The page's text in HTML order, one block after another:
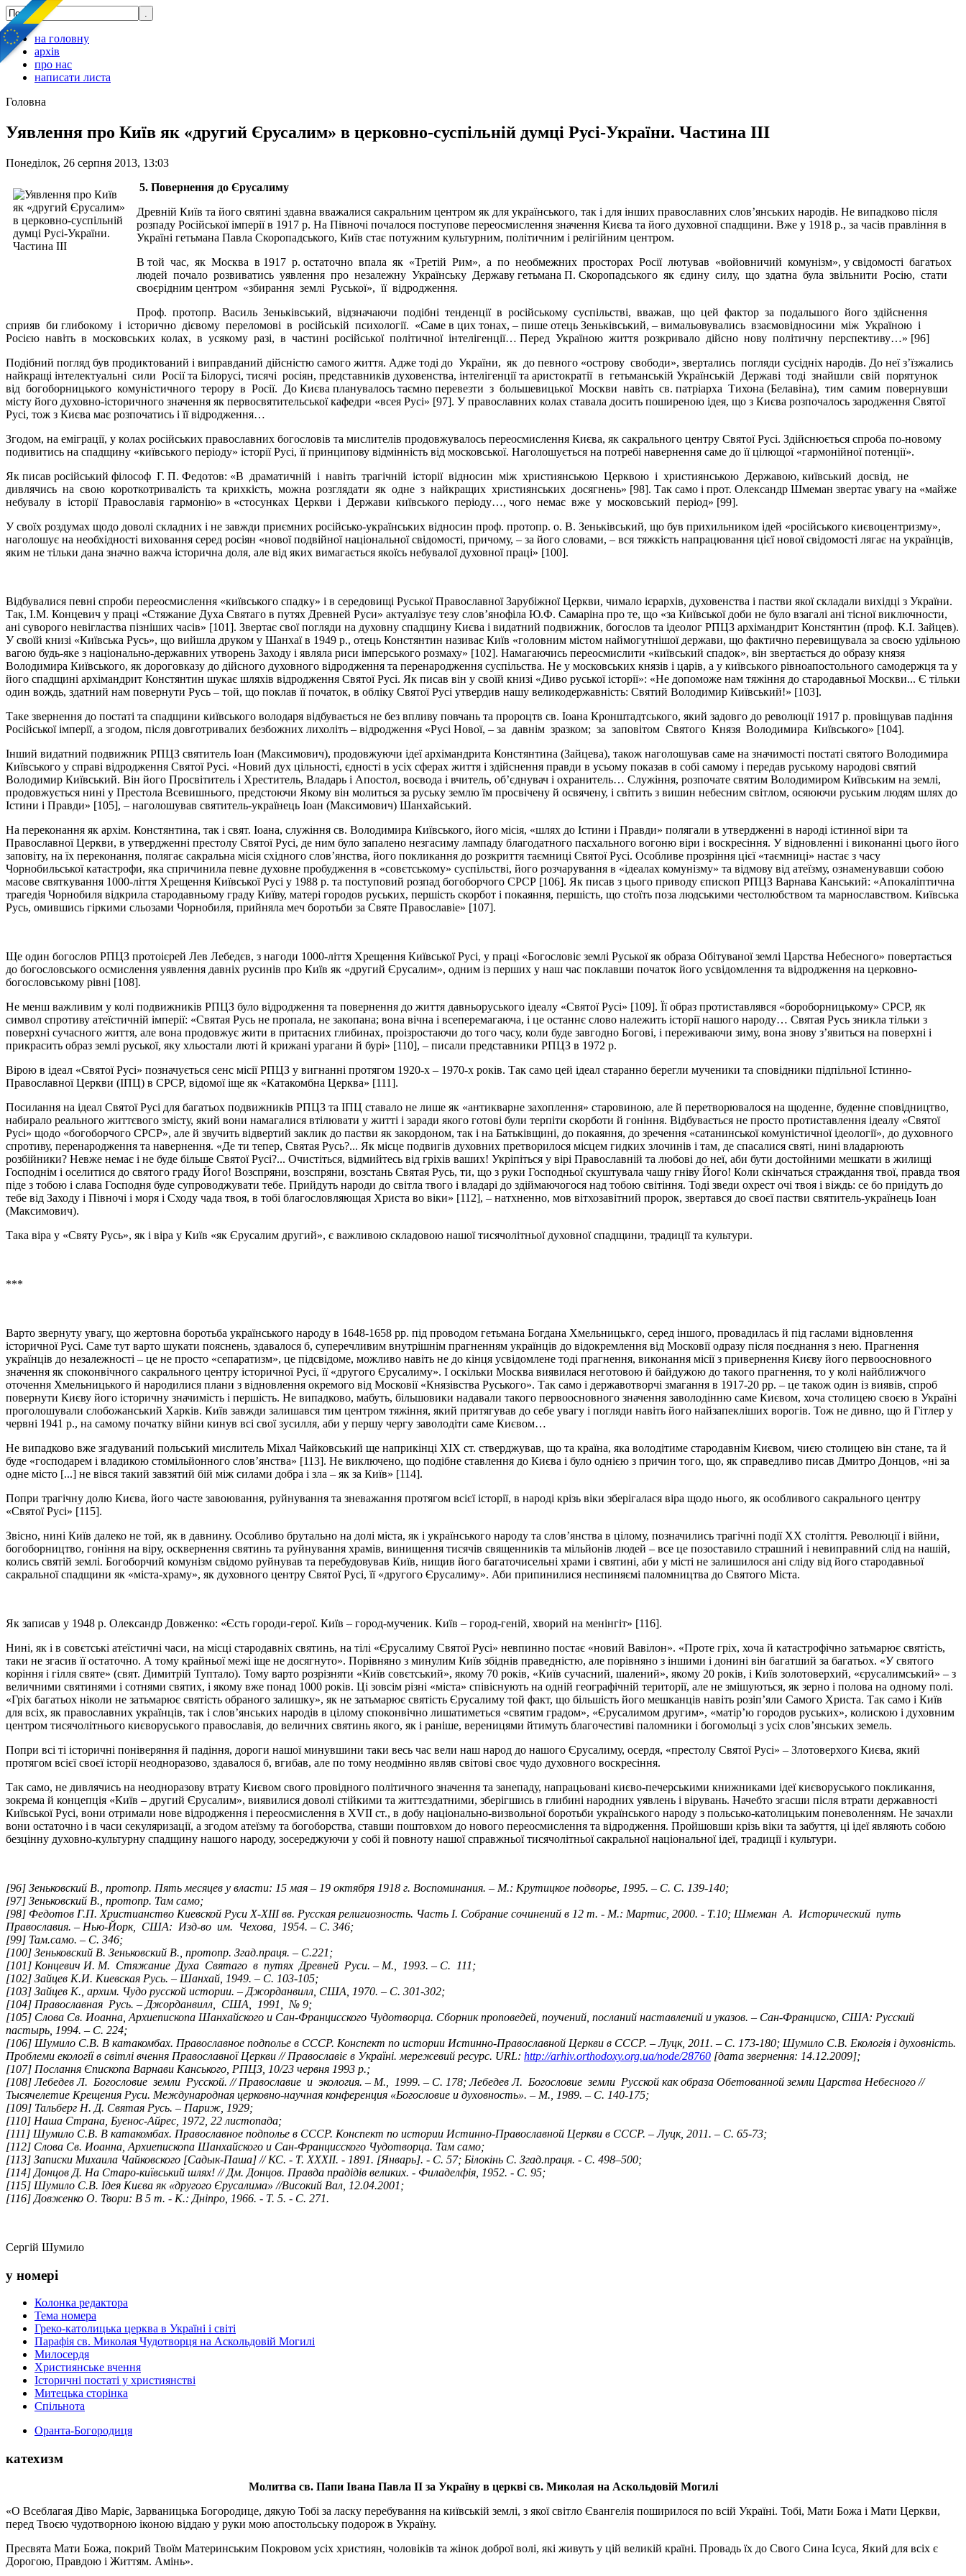
на головну
архів
про нас
написати листа
Головна
Уявлення про Київ як «другий Єрусалим» в церковно-суспільній думці Русі-України. Частина III
Понеділок, 26 серпня 2013, 13:03
5. Повернення до Єрусалиму
Древній Київ та його святині здавна вважалися сакральним центром як для українського, так і для інших православних слов’янських народів. Не випадково після
розпаду Російської імперії в 1917 р. На Півночі почалося поступове переосмислення значення Києва та його духовної спадщини. Вже у 1918 р., за часів правління в
Україні гетьмана Павла Скоропадського, Київ стає потужним культурним, політичним і релігійним центром.
В той час, як Москва в 1917 р. остаточно впала як «Третій Рим», а по необмежних просторах Росії лютував «войовничий комунізм», у свідомості багатьох
людей почало розвиватись уявлення про незалежну Українську Державу гетьмана П. Скоропадського як єдину силу, що здатна була звільнити Росію, стати
своєрідним центром «збирання землі Руської», її відродження.
Проф. протопр. Василь Зеньківський, відзначаючи подібні тенденції в російському суспільстві, вважав, що цей фактор за подальшого його здійснення
сприяв би глибокому і історично дієвому переломові в російській психології. «Саме в цих тонах, – пише отець Зеньківський, – вимальовувались взаємовідносини між Україною і
Росією навіть в московських колах, в усякому разі, в частині російської політичної інтелігенції… Перед Україною життя розкривало дійсно нову політичну перспективу…» [96]
Подібний погляд був продиктований і виправданий дійсністю самого життя. Адже тоді до України, як до певного «острову свободи», звертались погляди сусідніх народів. До неї з’їзжались
найкращі інтелектуальні сили Росії та Білорусі, тисячі росіян, представників духовенства, інтелігенції та аристократії в гетьманській Українській Державі тоді знайшли свій порятунок
від богоборницького комуністичного терору в Росії. До Києва планувалось таємно перевезти з большевицької Москви навіть св. патріарха Тихона (Белавіна), тим самим повернувши
місту його духовно-історичного значення як первосвятительської кафедри «всея Русі» [97]. У православних колах ставала досить поширеною ідея, що з Києва розпочалось зародження Святої
Русі, тож з Києва має розпочатись і її відродження…
Згодом, на еміграції, у колах російських православних богословів та мислителів продовжувалось переосмислення Києва, як сакрального центру Святої Русі. Здійснюється спроба по-новому
подивитись на спадщину «київського періоду» історії Русі, її принципову відмінність від московської. Наголошується на потребі навернення саме до її цілющої «гармонійної потенції».
Як писав російський філософ Г. П. Федотов: «В драматичній і навіть трагічній історії відносин між християнською Церквою і християнською Державою, київський досвід, не
дивлячись на свою короткотривалість та крихкість, можна розглядати як одне з найкращих християнських досягнень» [98]. Так само і прот. Олександр Шмеман звертає увагу на «майже
небувалу в історії Православія гармонію» в «стосунках Церкви і Держави київського періоду…, чого немає вже у московський період» [99].
У своїх роздумах щодо доволі складних і не завжди приємних російсько-українських відносин проф. протопр. о. В. Зеньківський, що був прихильником ідей «російського києвоцентризму»,
наголошує на необхідності виховання серед росіян «нової подвійної національної свідомості, причому, – за його словами, – вся тяжкість напрацювання цієї нової свідомості лягає на українців,
яким не тільки дана значно важча історична доля, але від яких вимагається якоїсь небувалої духовної праці» [100].
Відбувалися певні спроби переосмислення «київського спадку» і в середовищі Руської Православної Зарубіжної Церкви, чимало ієрархів, духовенства і пастви якої складали вихідці з України.
Так, І.М. Концевич у праці «Стяжание Духа Святаго в путях Древней Руси» актуалізує тезу слов’янофіла Ю.Ф. Самаріна про те, що «за Київської доби не було взагалі ані тісної виключности,
ані суворого невігластва пізніших часів» [101]. Звертає свої погляди на духовну спадщину Києва і видатний подвижник, богослов та ідеолог РПЦЗ архімандрит Констянтин (проф. К.І. Зайцев).
У своїй книзі «Київська Русь», що вийшла друком у Шанхаї в 1949 р., отець Констянтин називає Київ «головним містом наймогутнішої держави, що фактично перевищувала за своєю удільною
вагою будь-яке з національно-державних утворень Заходу і являла риси імперського розмаху» [102]. Намагаючись переосмислити «київський спадок», він звертається до образу князя
Володимира Київського, як дороговказу до дійсного духовного відродження та перенародження суспільства. Не у московських князів і царів, а у київського рівноапостольного самодержця та у
його спадщині архімандрит Констянтин шукає шляхів відродження Святої Русі. Як писав він у своїй книзі «Диво руської історії»: «Не допоможе нам тяжіння до стародавньої Москви... Є тільки
один вождь, здатний нам повернути Русь – той, що поклав її початок, в обліку Святої Русі утвердив нашу великодержавність: Святий Володимир Київський!» [103].
Таке звернення до постаті та спадщини київського володаря відбувається не без впливу повчань та пророцтв св. Іоана Кронштадтського, який задовго до революції 1917 р. провіщував падіння
Російської імперії, а згодом, після довготривалих безбожних лихоліть – відродження «Русі Нової, – за давнім зразком; за заповітом Святого Князя Володимира Київського» [104].
Інший видатний подвижник РПЦЗ святитель Іоан (Максимович), продовжуючи ідеї архімандрита Констянтина (Зайцева), також наголошував саме на значимості постаті святого Володимира
Київського у справі відродження Святої Русі. «Новий дух цільності, єдності в усіх сферах життя і здійснення правди в усьому показав в собі самому і передав руському народові святий
Володимир Київський. Він його Просвітитель і Хреститель, Владарь і Апостол, воєвода і вчитель, об’єднувач і охранитель… Служіння, розпочате святим Володимиром Київським на землі,
продовжується нині у Престола Всевишнього, предстоючи Якому він молиться за руську землю їм просвічену й освячену, і світить з вишин небесним світлом, осяюючи руським людям шлях до
Істини і Правди» [105], – наголошував святитель-українець Іоан (Максимович) Шанхайський.
На переконання як архім. Констянтина, так і свят. Іоана, служіння св. Володимира Київського, його місія, «шлях до Істини і Правди» полягали в утвердженні в народі істинної віри та
Православної Церкви, в утвердженні престолу Святої Русі, де ним було запалено незгасиму лампаду благодатного пасхального вогоню віри і воскресіння. У відновленні і виконанні цього його
заповіту, на їх переконання, полягає сакральна місія східного слов’янства, його покликання до розкриття таємниці Святої Русі. Особливе прозріння цієї «таємниці» настає з часу
Чорнобильської катастрофи, яка спричинила певне духовне пробудження в «совєтському» суспільстві, його розчарування в «ідеалах комунізму» та відмову від атеїзму, ознаменувавши собою
масове святкування 1000-ліття Хрещення Київської Русі у 1988 р. та поступовий розпад богоборчого СРСР [106]. Як писав з цього приводу єпископ РПЦЗ Варнава Канський: «Апокаліптична
трагедія Чорнобиля відкрила стародавньому граду Київу, матері городов руських, першість скорбот і покаяння, першість, що стоїть поза людськими честолюбством та марнославством. Київська
Русь, омившись гіркими сльозами Чорнобиля, прийняла меч боротьби за Святе Православіе» [107].
Ще один богослов РПЦЗ протоієрей Лев Лебедєв, з нагоди 1000-ліття Хрещення Київської Русі, у праці «Богословіє землі Руської як образа Обітуваної землі Царства Небесного» повертається
до богословського осмислення уявлення давніх русинів про Київ як «другий Єрусалим», одним із перших у наш час поклавши початок його усвідомлення та відродження на церковно-
богословському рівні [108].
Не менш важливим у колі подвижників РПЦЗ було відродження та повернення до життя давньоруського ідеалу «Святої Русі» [109]. Її образ протиставлявся «бороборницькому» СРСР, як
символ спротиву атеїстичній імперії: «Святая Русь не пропала, не закопана; вона вічна і всеперемагаюча, і це останнє слово належить історії нашого народу… Святая Русь зникла тільки з
поверхні сучасного життя, але вона продовжує жити в притаєних глибинах, проізростаючи до того часу, коли буде завгодно Богові, і переживаючи зиму, вона знову з’явиться на поверхні і
прикрасить образ землі руської, яку хльостали люті й крижані урагани й бурі» [110], – писали представники РПЦЗ в 1972 р.
Вірою в ідеал «Святої Русі» позначується сенс місії РПЦЗ у вигнанні протягом 1920-х – 1970-х років. Так само цей ідеал старанно берегли мученики та сповідники підпільної Істинно-
Православної Церкви (ІПЦ) в СРСР, відомої іще як «Катакомбна Церква» [111].
Посилання на ідеал Святої Русі для багатьох подвижників РПЦЗ та ІПЦ ставало не лише як «антикварне захоплення» старовиною, але й перетворювалося на щоденне, буденне сповідництво,
набирало реального життєвого змісту, який вони намагалися втілювати у житті і заради якого готові були терпіти скорботи й гоніння. Відбувається не просто протиставлення ідеалу «Святої
Русі» щодо «богоборчого СРСР», але й звучить відвертий заклик до пастви як закордоном, так і на Батьківщині, до покаяння, до зречення «сатанинської комуністичної ідеології», до духовного
спротиву, перенародження та навернення. «Де ти тепер, Святая Русь?... Як місце подвигів духовних претворилося місцем гидких злочинів і там, де спасалися святі, нині владарюють
розбійники? Невже немає і не буде більше Святої Русі?... Очистіться, відмийтесь від гріхів ваших! Укріпіться у вірі Православній та любові до неї, аби бути достойними мешкати в жилищі
Господнім і оселитися до святого граду Його! Возспряни, возспряни, возстань Святая Русь, ти, що з руки Господньої скуштувала чашу гніву Його! Коли скінчаться страждання твої, правда твоя
піде з тобою і слава Господня буде супроводжувати тебе. Прийдуть народи до світла твого і владарі до здіймаючогося над тобою світіння. Тоді зведи охрест очі твоя і віждь: се бо приідуть до
тебе від Заходу і Півночі і моря і Сходу чада твоя, в тобі благословляющая Христа во віки» [112], – натхненно, мов вітхозавітний пророк, звертався до своєї пастви святитель-українець Іоан
(Максимович).
Така віра у «Святу Русь», як і віра у Київ «як Єрусалим другий», є важливою складовою нашої тисячолітньої духовної спадщини, традиції та культури.
***
Варто звернуту увагу, що жертовна боротьба українського народу в 1648-1658 рр. під проводом гетьмана Богдана Хмельницькго, серед іншого, провадилась й під гаслами відновлення
історичної Русі. Саме тут варто шукати пояснень, здавалося б, суперечливим внутрішнім прагненням українців до відокремлення від Московії одразу після поєднання з нею. Прагнення
українців до незалежності – це не просто «сепаратизм», це підсвідоме, можливо навіть не до кінця усвідомлене тоді прагнення, виконання місії з привернення Києву його первоосновного
значення як споконвічного сакрального центру історичної Русі, її «другого Єрусалиму». І оскільки Москва виявилася неготовою й байдужою до такого прагнення, то у колі найближчого
оточення Хмельницького й народилися плани з відновлення окремого від Московії «Князівства Руського». Так само і державотворчі змагання в 1917-20 рр. – це також один із виявів, спроб
повернути Києву його історичну значимість і першість. Не випадково, мабуть, більшовики надавали такого первоосновного значення заволодінню саме Києвом, хоча столицею своєю в Україні
проголошували слобожанський Харків. Київ завжди залишався тим центром тяжіння, який притягував до себе увагу і погляди навіть його найзапекліших ворогів. Тож не дивно, що й Гітлер у
червні 1941 р., на самому початку війни кинув всі свої зусилля, аби у першу чергу заволодіти саме Києвом…
Не випадково вже згадуваний польський мислитель Міхал Чайковський ще наприкінці ХІХ ст. стверджував, що та країна, яка володітиме стародавнім Києвом, чиєю столицею він стане, та й
буде «господарем і владикою стомільйонного слов’янства» [113]. Не виключено, що подібне ставлення до Києва і було однією з причин того, що, як справедливо писав Дмитро Донцов, «ні за
одне місто [...] не вівся такий завзятий бій між силами добра і зла – як за Київ» [114].
Попри трагічну долю Києва, його часте завоювання, руйнування та зневажання протягом всієї історії, в народі крізь віки зберігалася віра щодо нього, як особливого сакрального центру
«Святої Русі» [115].
Звісно, нині Київ далеко не той, як в давнину. Особливо брутально на долі міста, як і українського народу та слов’янства в цілому, позначились трагічні події ХХ століття. Революції і війни,
богоборництво, гоніння на віру, осквернення святинь та руйнування храмів, винищення тисячів священників та мільйонів людей – все це позоставило страшний і невиправний слід на нашій,
колись святій землі. Богоборчий комунізм свідомо руйнував та перебудовував Київ, нищив його багаточисельні храми і святині, аби у місті не залишилося ані сліду від його стародавньої
сакральної спадщини як «міста-храму», як духовного центру Святої Русі, її «другого Єрусалиму». Аби припинилися неспиняємі паломництва до Святого Міста.
Як записав у 1948 р. Олександр Довженко: «Єсть городи-герої. Київ – город-мученик. Київ – город-геній, хворий на менінгіт» [116].
Нині, як і в совєтські атеїстичні часи, на місці стародавніх святинь, на тілі «Єрусалиму Святої Русі» невпинно постає «новий Вавілон». «Проте гріх, хоча й катастрофічно затьмарює святість,
таки не згасив її остаточно. А тому крайньої межі іще не досягнуто». Порівняно з минулим Київ збіднів праведністю, але порівняно з іншими і донині він багатший за багатьох. «У святого
коріння і гілля святе» (свят. Димитрій Туптало). Тому варто розрізняти «Київ совєтський», якому 70 років, «Київ сучасний, шалений», якому 20 років, і Київ золотоверхий, «єрусалимський» – з
величними святинями і сотнями святих, і якому вже понад 1000 років. Ці зовсім різні «міста» співіснують на одній географічній території, але не змішуються, як зерно і полова на одному полі.
«Гріх багатьох ніколи не затьмарює святість обраного залишку», як не затьмарює святість Єрусалиму той факт, що більшість його мешканців навіть розіп’яли Самого Христа. Так само і Київ
для всіх, як православних українців, так і слов’янських народів в цілому споконвічно лишатиметься «святим градом», «Єрусалимом другим», «матір’ю городов руських», колискою і духовним
центром тисячолітнього києворуського православія, до величних святинь якого, як і раніше, вереницями йтимуть благочестиві паломники і богомольці з усіх слов’янських земель.
Попри всі ті історичні поніверяння й падіння, дороги нашої минувшини таки весь час вели наш народ до нашого Єрусалиму, осердя, «престолу Святої Русі» – Злотоверхого Києва, який
протягом всієї своєї історії неодноразово, здавалося б, вгибав, але по тому неодмінно являв світові своє чудо духовного воскресіння.
Так само, не дивлячись на неодноразову втрату Києвом свого провідного політичного значення та занепаду, напрацьовані києво-печерськими книжниками ідеї києворуського покликання,
зокрема й концепція «Київ – другий Єрусалим», виявилися доволі стійкими та життєздатними, зберігшись в глибині народних уявлень і вірувань. Начебто згасши після втрати державності
Київської Русі, вони отримали нове відродження і переосмислення в XVII ст., в добу національно-визвольної боротьби українського народу з польсько-католицьким поневоленням. Не зачахли
вони остаточно і в часи секуляризації, а згодом атеїзму та богоборства, ставши поштовхом до нового переосмислення та відродження. Пройшовши крізь віки та забуття, ці ідеї являють собою
безцінну духовно-культурну спадщину нашого народу, зосереджуючи у собі й повноту нашої справжньої тисячолітньої сакральної національної ідеї, традиції і культури.
[96] Зеньковский В., протопр. Пять месяцев у власти: 15 мая – 19 октября 1918 г. Воспоминания. – М.: Крутицкое подворье, 1995. – С. С. 139-140;
[97] Зеньковский В., протопр. Там само;
[98] Федотов Г.П. Христианство Киевской Руси X-XIII вв. Русская религиозность. Часть I. Собрание сочинений в 12 т. - М.: Мартис, 2000. - Т.10; Шмеман А. Исторический путь
Православия. – Нью-Йорк, США: Изд-во им. Чехова, 1954. – С. 346;
[99] Там.само. – С. 346;
[100] Зеньковский В. Зеньковский В., протопр. Згад.праця. – С.221;
[101] Концевич И. М. Стяжание Духа Святаго в путях Древней Руси. – М., 1993. – С. 111;
[102] Зайцев К.И. Киевская Русь. – Шанхай, 1949. – С. 103-105;
[103] Зайцев К., архим. Чудо русской истории. – Джорданвилл, США, 1970. – С. 301-302;
[104] Православная Русь. – Джорданвилл, США, 1991, № 9;
[105] Слова Св. Иоанна, Архиепископа Шанхайского и Сан-Францисского Чудотворца. Сборник проповедей, поучений, посланий наставлений и указов. – Сан-Франциско, США: Русский
пастырь, 1994. – С. 224;
[106] Шумило С.В. В катакомбах. Православное подполье в СССР. Конспект по истории Истинно-Православной Церкви в СССР. – Луцк, 2011. – С. 173-180; Шумило С.В. Екологія і духовність.
Проблеми екології в світлі вчення Православної Церкви // Православіє в Україні. мережевий ресурс. URL: http://arhiv.orthodoxy.org.ua/node/28760 [дата звернення: 14.12.2009];
[107] Послання Єпископа Варнави Канського, РПЦЗ, 10/23 червня 1993 р.;
[108] Лебедев Л. Богословие земли Русской. // Православие и экология. – М., 1999. – С. 178; Лебедев Л. Богословие земли Русской как образа Обетованной земли Царства Небесного //
Тысячелетие Крещения Руси. Международная церковно-научная конференция «Богословие и духовность». – М., 1989. – С. 140-175;
[109] Тальберг Н. Д. Святая Русь. – Париж, 1929;
[110] Наша Страна, Буенос-Айрес, 1972, 22 листопада;
[111] Шумило С.В. В катакомбах. Православное подполье в СССР. Конспект по истории Истинно-Православной Церкви в СССР. – Луцк, 2011. – С. 65-73;
[112] Слова Св. Иоанна, Архиепископа Шанхайского и Сан-Францисского Чудотворца. Там само;
[113] Записки Михаила Чайковского [Садык-Паша] // КС. - Т. XXXII. - 1891. [Январь]. - С. 57; Білокінь С. Згад.праця. - С. 498–500;
[114] Донцов Д. На Старо-київський шлях! // Дм. Донцов. Правда прадідів великих. - Филаделфія, 1952. - С. 95;
[115] Шумило С.В. Ідея Києва як «другого Єрусалима» //Високий Вал, 12.04.2001;
[116] Довженко О. Твори: В 5 т. - К.: Дніпро, 1966. - Т. 5. - С. 271.
Сергій Шумило
у номері
Колонка редактора
Тема номера
Греко-католицька церква в Україні і світі
Парафія св. Миколая Чудотворця на Аскольдовій Могилі
Милосердя
Християнське вчення
Історичні постаті у християнстві
Митецька сторінка
Спільнота
Оранта-Богородиця
катехизм
Молитва св. Папи Івана Павла ІІ за Україну в церкві св. Миколая на Аскольдовій Могилі
«О Всеблагая Діво Маріє, Зарваницька Богородице, дякую Тобі за ласку перебування на київській землі, з якої світло Євангелія поширилося по всій Україні. Тобі, Мати Божа і Мати Церкви,
перед Твоєю чудотворною іконою віддаю у руки мою апостольську подорож в Україну.
Пресвята Мати Божа, покрий Твоїм Материнським Покровом усіх християн, чоловіків та жінок доброї волі, які живуть у цій великій країні. Провадь їх до Свого Сина Ісуса, Який для всіх є
Дорогою, Правдою і Життям. Амінь».